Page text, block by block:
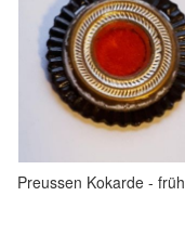
Preussen Kokarde -